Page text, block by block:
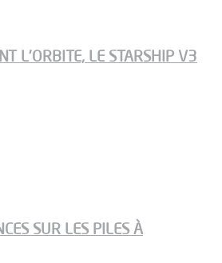
L’ORBITE, LE STARSHIP V3
SUR LES PILES À